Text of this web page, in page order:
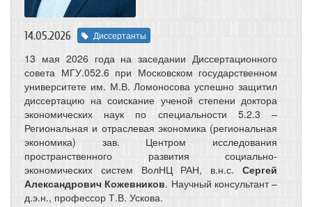
14.05.2026 Диссертанты
13 мая 2026 года на заседании Диссертационного
совета МГУ.052.6 при Московском государственном
университете им. М.В. Ломоносова успешно защитил
диссертацию на соискание ученой степени доктора
экономических наук по специальности 5.2.3 –
Региональная и отраслевая экономика (региональная
экономика) зав. Центром исследования
пространственного развития социально-
экономических систем ВолНЦ РАН, в.н.с. Сергей
Александрович Кожевников. Научный консультант –
д.э.н., профессор Т.В. Ускова.